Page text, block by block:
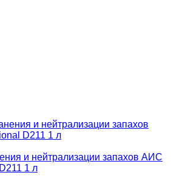
и нейтрализации запахов АИС
1 л